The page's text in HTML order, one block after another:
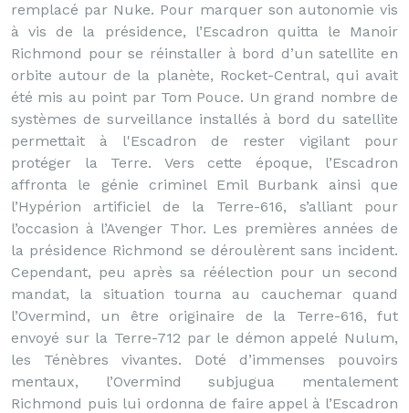
remplacé par Nuke. Pour marquer son autonomie vis
à vis de la présidence, l’Escadron quitta le Manoir
Richmond pour se réinstaller à bord d’un satellite en
orbite autour de la planète, Rocket-Central, qui avait
été mis au point par Tom Pouce. Un grand nombre de
systèmes de surveillance installés à bord du satellite
permettait à l'Escadron de rester vigilant pour
protéger la Terre. Vers cette époque, l’Escadron
affronta le génie criminel Emil Burbank ainsi que
l’Hypérion artificiel de la Terre-616, s’alliant pour
l’occasion à l’Avenger Thor. Les premières années de
la présidence Richmond se déroulèrent sans incident.
Cependant, peu après sa réélection pour un second
mandat, la situation tourna au cauchemar quand
l’Overmind, un être originaire de la Terre-616, fut
envoyé sur la Terre-712 par le démon appelé Nulum,
les Ténèbres vivantes. Doté d’immenses pouvoirs
mentaux, l’Overmind subjugua mentalement
Richmond puis lui ordonna de faire appel à l’Escadron